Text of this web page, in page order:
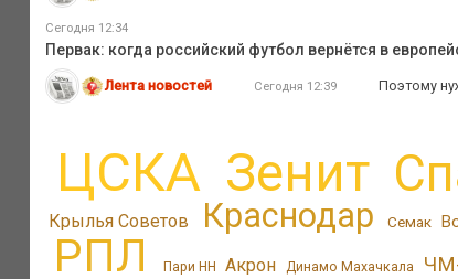
Сегодня 12:34
Первак: когда российский футбол вернётся в
Лента новостей Сегодня 12:39 Поэтому
ЦСКА Зенит
Крылья Советов Краснодар Семак
РПЛ Пари НН Акрон Динамо Махачкала